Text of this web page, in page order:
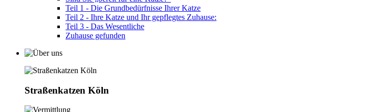
Teil 1 - Die Grundbedürfnisse Ihrer Katze
Teil 2 - Ihre Katze und Ihr gepflegtes Zuhause:
Teil 3 - Das Wesentliche
Zuhause gefunden
Straßenkatzen Köln